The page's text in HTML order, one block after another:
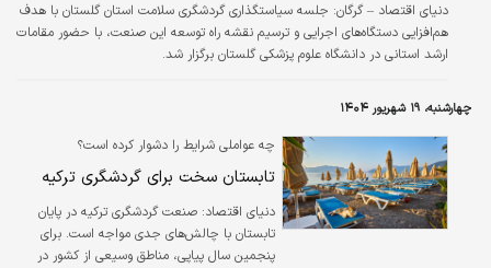
دنیای اقتصاد – گرگان:‌ جلسه سیاستگذاری گردشگری سلامت استان گلستان با هدف
هم‌افزایی دستگاه‌های اجرایی ‌و ترسیم نقشه راه توسعه این صنعت، با حضور مقامات
ارشد استانی در دانشگاه علوم پزشکی گلستان برگزار ‌شد.
چهارشنبه، ۱۹ شهریور ۱۴۰۴
چه عواملی شرایط را دشوار کرده است؟
تابستان سخت برای گردشگری ترکیه
دنیای اقتصاد: صنعت گردشگری ترکیه در پایان
تابستان با چالش‌های جدی مواجه است. برای
پنجمین سال پیاپی، مناطق وسیعی از کشور در